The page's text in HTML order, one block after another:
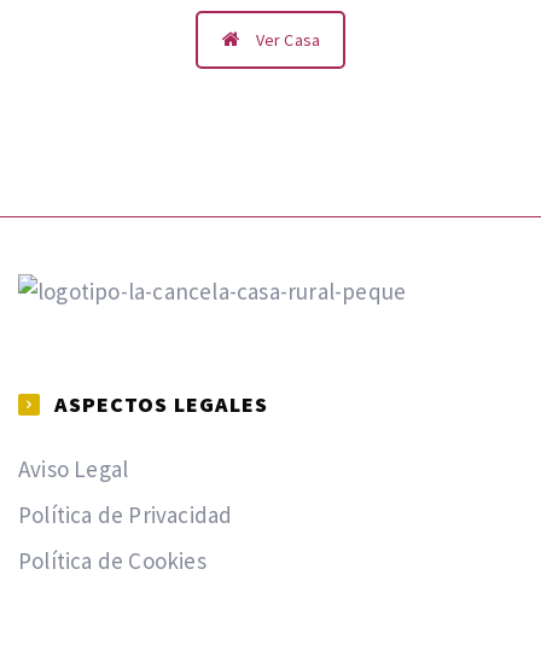
Ver Casa
ASPECTOS LEGALES
Aviso Legal
Política de Privacidad
Política de Cookies